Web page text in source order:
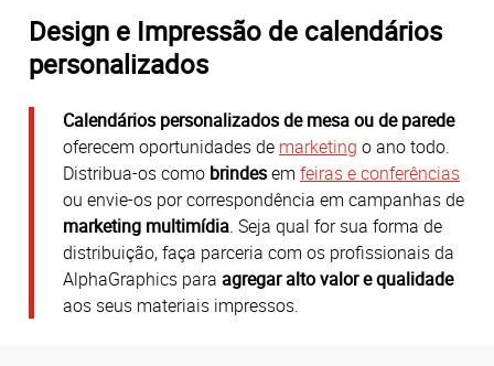
Design e Impressão de calendários
personalizados
Calendários personalizados de mesa ou de parede
oferecem oportunidades de marketing o ano todo.
Distribua-os como brindesem feiras e conferências
ou envie-os por correspondência em campanhas de
marketing multimídia. Seja qual for sua forma de
distribuição, faça parceria com os profissionais da
AlphaGraphics para agregar alto valor e qualidade
aos seus materiais impressos.